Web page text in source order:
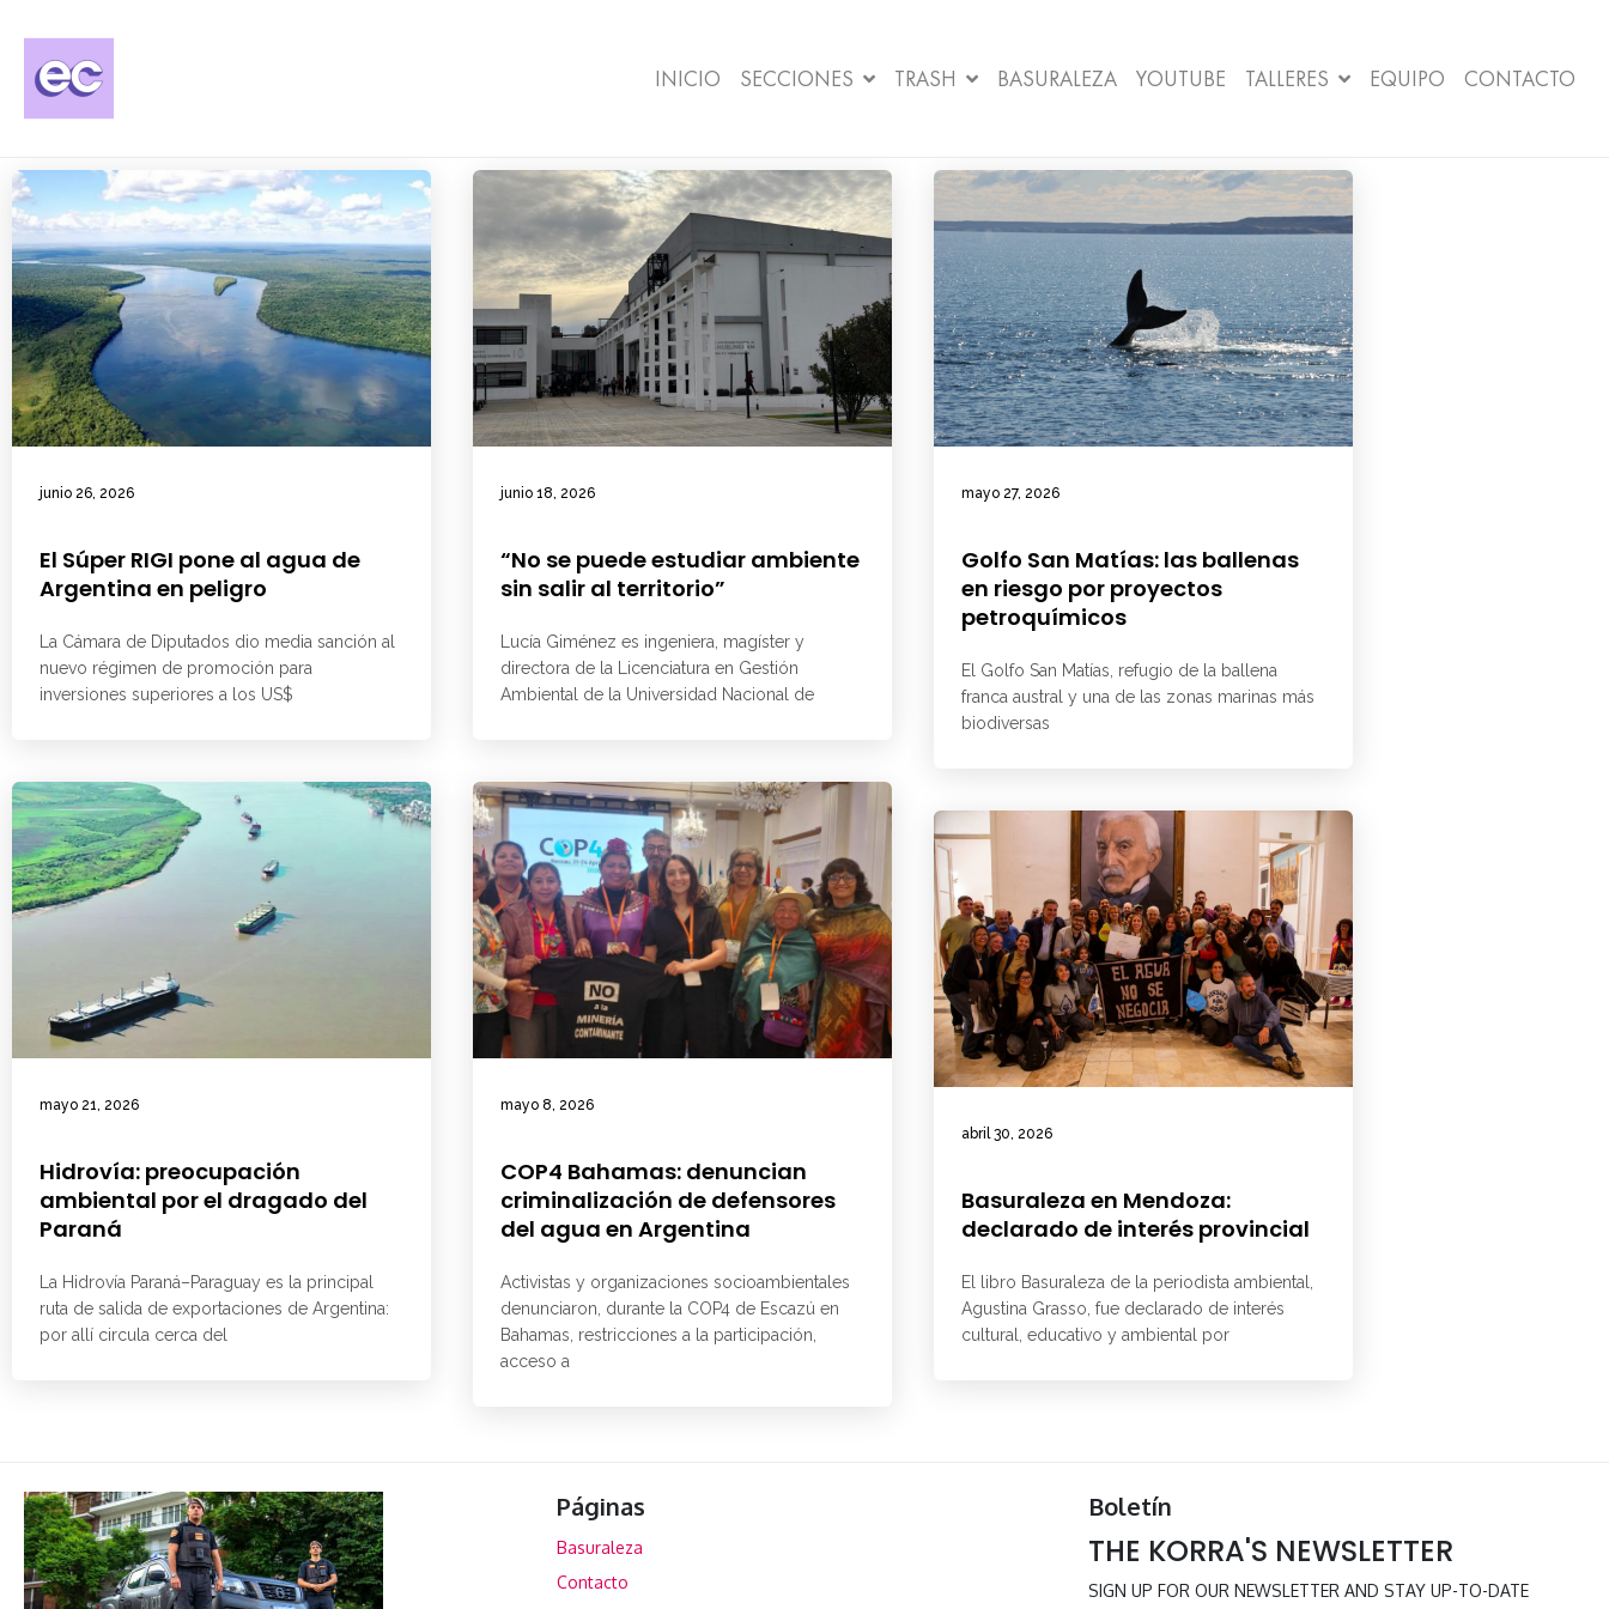
INICIO SECCIONES TRASH BASURALEZA YOUTUBE TALLERES EQUIPO CONTACTO
junio 26, 2026
El Súper RIGI pone al agua de
Argentina en peligro
La Cámara de Diputados dio media sanción al
nuevo régimen de promoción para
inversiones superiores a los US$
junio 18, 2026
“No se puede estudiar ambiente
sin salir al territorio”
Lucía Giménez es ingeniera, magíster y
directora de la Licenciatura en Gestión
Ambiental de la Universidad Nacional de
mayo 27, 2026
Golfo San Matías: las ballenas
en riesgo por proyectos
petroquímicos
El Golfo San Matías, refugio de la ballena
franca austral y una de las zonas marinas más
biodiversas
mayo 21, 2026
Hidrovía: preocupación
ambiental por el dragado del
Paraná
La Hidrovía Paraná–Paraguay es la principal
ruta de salida de exportaciones de Argentina:
por allí circula cerca del
mayo 8, 2026
COP4 Bahamas: denuncian
criminalización de defensores
del agua en Argentina
Activistas y organizaciones socioambientales
denunciaron, durante la COP4 de Escazú en
Bahamas, restricciones a la participación,
acceso a
abril 30, 2026
Basuraleza en Mendoza:
declarado de interés provincial
El libro Basuraleza de la periodista ambiental,
Agustina Grasso, fue declarado de interés
cultural, educativo y ambiental por
Páginas
Basuraleza
Contacto
Boletín
THE KORRA'S NEWSLETTER
SIGN UP FOR OUR NEWSLETTER AND STAY UP-TO-DATE